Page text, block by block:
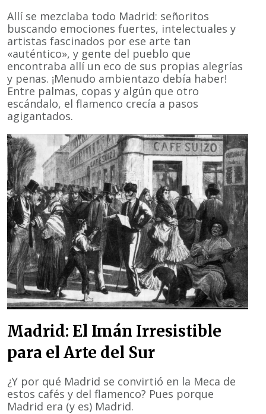
Allí se mezclaba todo Madrid: señoritos
buscando emociones fuertes, intelectuales y
artistas fascinados por ese arte tan
«auténtico», y gente del pueblo que
encontraba allí un eco de sus propias alegrías
y penas. ¡Menudo ambientazo debía haber!
Entre palmas, copas y algún que otro
escándalo, el flamenco crecía a pasos
agigantados.
Madrid: El Imán Irresistible
para el Arte del Sur
¿Y por qué Madrid se convirtió en la Meca de
estos cafés y del flamenco? Pues porque
Madrid era (y es) Madrid.